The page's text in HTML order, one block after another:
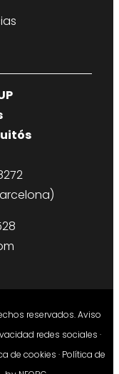
reservados.Aviso
redes sociales ·
de cookies · Política de